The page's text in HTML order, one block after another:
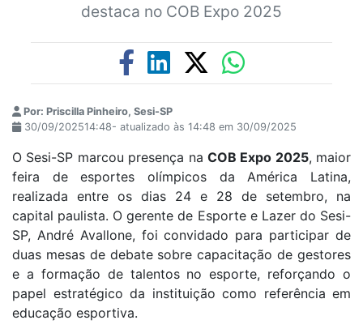
destaca no COB Expo 2025
Por: Priscilla Pinheiro, Sesi-SP
30/09/202514:48- atualizado às 14:48 em 30/09/2025
O Sesi-SP marcou presença na COB Expo 2025, maior
feira de esportes olímpicos da América Latina,
realizada entre os dias 24 e 28 de setembro, na
capital paulista. O gerente de Esporte e Lazer do Sesi-
SP, André Avallone, foi convidado para participar de
duas mesas de debate sobre capacitação de gestores
e a formação de talentos no esporte, reforçando o
papel estratégico da instituição como referência em
educação esportiva.